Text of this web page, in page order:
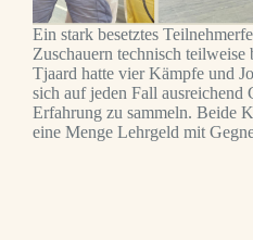
Ein stark besetztes
Zuschauern technisch teilweise
Tjaard hatte vier Kämpfe und
sich auf jeden Fall ausreichend
Erfahrung zu sammeln. Beide
eine Menge Lehrgeld mit